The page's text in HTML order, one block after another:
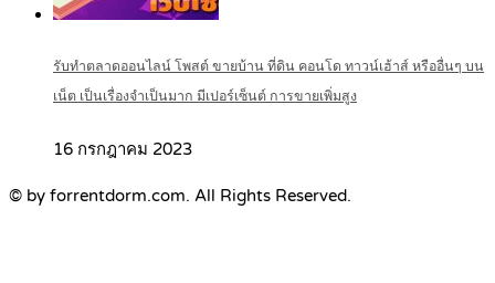
รับทำตลาดออนไลน์ โพสต์ ขายบ้าน ที่ดิน คอนโด ทาวน์เฮ้าส์ หรืออื่นๆ บน
เน็ต เป็นเรื่องจำเป็นมาก มีเปอร์เซ็นต์ การขายเพิ่มสูง
16 กรกฎาคม 2023
© by forrentdorm.com. All Rights Reserved.